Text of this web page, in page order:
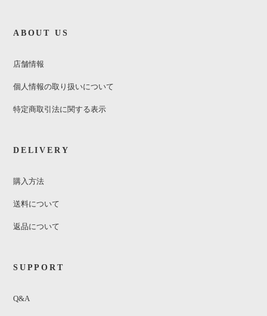
ABOUT US
店舗情報
個人情報の取り扱いについて
特定商取引法に関する表示
DELIVERY
購入方法
送料について
返品について
SUPPORT
Q&A